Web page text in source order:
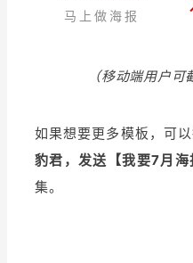
马上做海报
（移动端用户可
如果想要更多模板，可以
豹君，发送【我要7月海
集。